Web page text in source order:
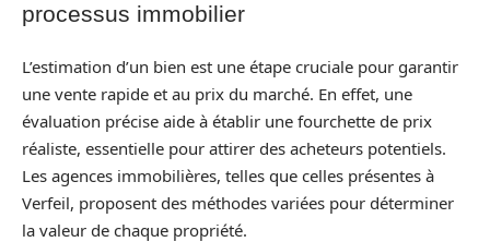
processus immobilier
L’estimation d’un bien est une étape cruciale pour garantir
une vente rapide et au prix du marché. En effet, une
évaluation précise aide à établir une fourchette de prix
réaliste, essentielle pour attirer des acheteurs potentiels.
Les agences immobilières, telles que celles présentes à
Verfeil, proposent des méthodes variées pour déterminer
la valeur de chaque propriété.